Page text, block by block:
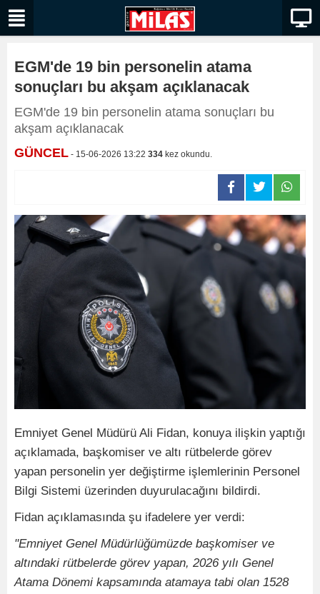
EGM'de 19 bin personelin atama
sonuçları bu akşam açıklanacak
EGM'de 19 bin personelin atama sonuçları bu
akşam açıklanacak
GÜNCEL - 15-06-2026 13:22 334 kez okundu.
Emniyet Genel Müdürü Ali Fidan, konuya ilişkin yaptığı
açıklamada, başkomiser ve altı rütbelerde görev
yapan personelin yer değiştirme işlemlerinin Personel
Bilgi Sistemi üzerinden duyurulacağını bildirdi.
Fidan açıklamasında şu ifadelere yer verdi:
"Emniyet Genel Müdürlüğümüzde başkomiser ve
altındaki rütbelerde görev yapan, 2026 yılı Genel
Atama Dönemi kapsamında atamaya tabi olan 1528